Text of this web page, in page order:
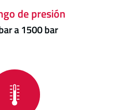
de presión
a 1500 bar